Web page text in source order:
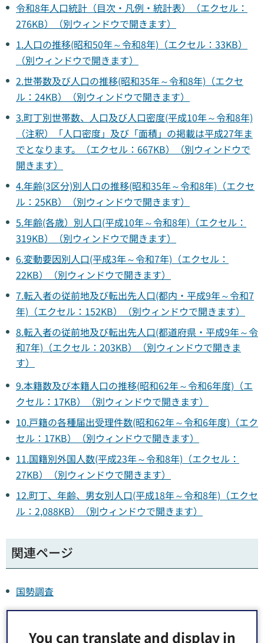
You can translate and display in
令和8年人口統計（目次・凡例・統計表）（エクセル：
276KB）（別ウィンドウで開きます）
1.人口の推移(昭和50年～令和8年)（エクセル：33KB）
（別ウィンドウで開きます）
2.世帯数及び人口の推移(昭和35年～令和8年)（エクセ
ル：24KB）（別ウィンドウで開きます）
3.町丁別世帯数、人口及び人口密度(平成10年～令和8年)
（注釈）「人口密度」及び「面積」の掲載は平成27年ま
でとなります。（エクセル：667KB）（別ウィンドウで
開きます）
4.年齢(3区分)別人口の推移(昭和35年～令和8年)（エクセ
ル：25KB）（別ウィンドウで開きます）
5.年齢(各歳）別人口(平成10年～令和8年)（エクセル：
319KB）（別ウィンドウで開きます）
6.変動要因別人口(平成3年～令和7年)（エクセル：
22KB）（別ウィンドウで開きます）
7.転入者の従前地及び転出先人口(都内・平成9年～令和7
年)（エクセル：152KB）（別ウィンドウで開きます）
8.転入者の従前地及び転出先人口(都道府県・平成9年～令
和7年)（エクセル：203KB）（別ウィンドウで開きま
す）
9.本籍数及び本籍人口の推移(昭和62年～令和6年度)（エ
クセル：17KB）（別ウィンドウで開きます）
10.戸籍の各種届出受理件数(昭和62年～令和6年度)（エク
セル：17KB）（別ウィンドウで開きます）
11.国籍別外国人数(平成23年～令和8年)（エクセル：
27KB）（別ウィンドウで開きます）
12.町丁、年齢、男女別人口(平成18年～令和8年)（エクセ
ル：2,088KB）（別ウィンドウで開きます）
関連ページ
国勢調査
関連リンク